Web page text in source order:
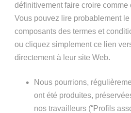
définitivement faire croire comme
Vous pouvez lire probablement
composants des termes et
ou cliquez simplement ce lien
directement à leur site Web.
Nous pourrions,
ont été produites,
nos travailleurs (“Profils